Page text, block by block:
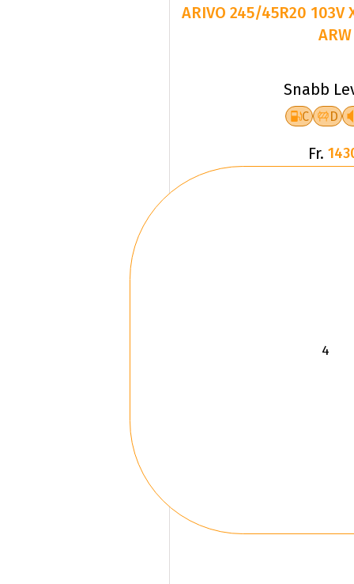
ARIVO 245/45R20 103V
Snabb
C D
Fr.